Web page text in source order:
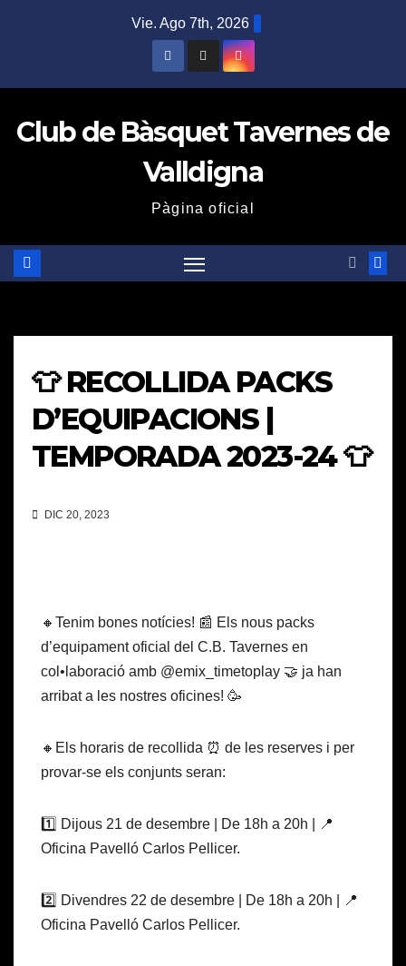
Vie. Ago 7th, 2026
Club de Bàsquet Tavernes de
Valldigna
Pàgina oficial
👕 RECOLLIDA PACKS
D’EQUIPACIONS |
TEMPORADA 2023-24 👕
DIC 20, 2023
🔸Tenim bones notícies! 📰 Els nous packs
d’equipament oficial del C.B. Tavernes en
col•laboració amb @emix_timetoplay 🤝 ja han
arribat a les nostres oficines! 🥳
🔸Els horaris de recollida ⏰ de les reserves i per
provar-se els conjunts seran:
1️⃣ Dijous 21 de desembre | De 18h a 20h | 📍
Oficina Pavelló Carlos Pellicer.
2️⃣ Divendres 22 de desembre | De 18h a 20h | 📍
Oficina Pavelló Carlos Pellicer.